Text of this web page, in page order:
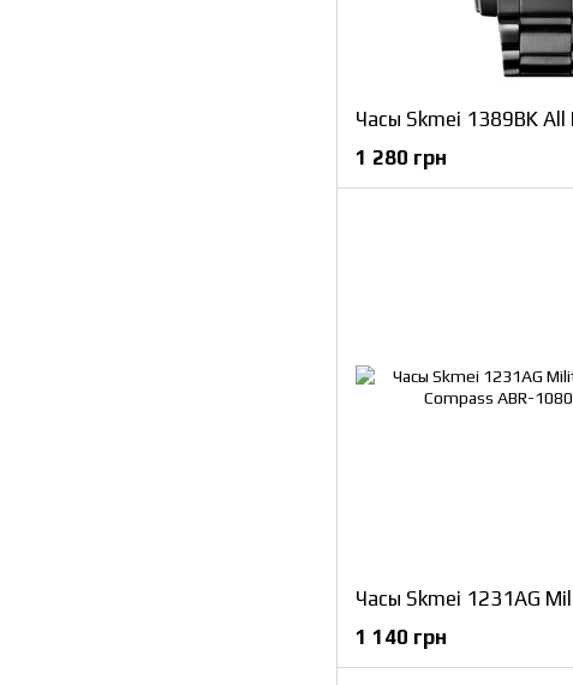
Часы Skmei 1389BK All
1 280 грн
1 140 грн